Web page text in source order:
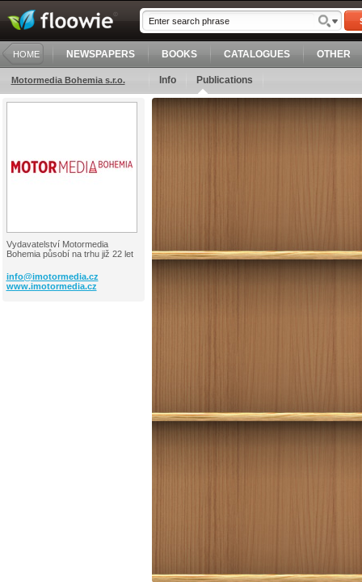
HOME NEWSPAPERS BOOKS CATALOGUES OTHER
Motormedia Bohemia s.r.o. Info Publications
Vydavatelství Motormedia
Bohemia působí na trhu již 22 let
info@imotormedia.cz
www.imotormedia.cz